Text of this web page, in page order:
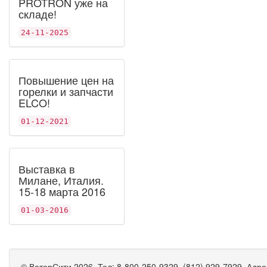
складе!
24-11-2025
Повышение цен на
горелки и запчасти
ELCO!
01-12-2021
Выставка в
Милане, Италия.
15-18 марта 2016
01-03-2016